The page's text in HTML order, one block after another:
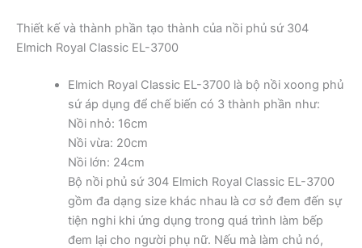
Thiết kế và thành phần tạo thành của nồi phủ sứ 304
Elmich Royal Classic EL-3700
Elmich Royal Classic EL-3700 là bộ nồi xoong phủ
sứ áp dụng để chế biến có 3 thành phần như:
Nồi nhỏ: 16cm
Nồi vừa: 20cm
Nồi lớn: 24cm
Bộ nồi phủ sứ 304 Elmich Royal Classic EL-3700
gồm đa dạng size khác nhau là cơ sở đem đến sự
tiện nghi khi ứng dụng trong quá trình làm bếp
đem lại cho người phụ nữ. Nếu mà làm chủ nó,